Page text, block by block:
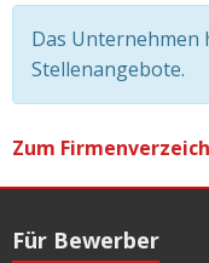
Das Unternehmen
Stellenangebote.
Zum
Für Bewerber